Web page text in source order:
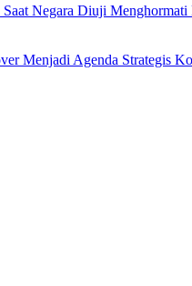
Negara Diuji Menghormati
Menjadi Agenda Strategis